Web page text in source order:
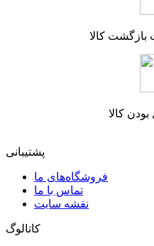
کالا
کالا
پشتیبانی
فروشگاه‌های ما
تماس با ما
نقشه سایت
کاتالوگ